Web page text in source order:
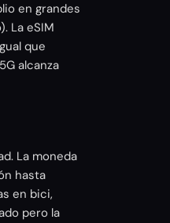
en grandes
La eSIM
que
alcanza
La moneda
hasta
en bici,
pero la